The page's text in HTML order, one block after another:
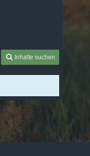
Inhalte suchen